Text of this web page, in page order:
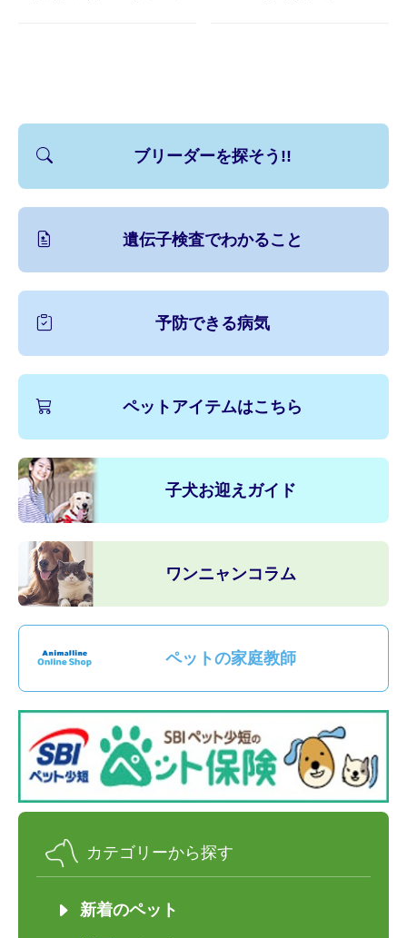
ブリーダーを探そう!!
遺伝子検査でわかること
予防できる病気
ペットアイテムはこちら
子犬お迎えガイド
ワンニャンコラム
ペットの家庭教師
カテゴリーから探す
新着のペット